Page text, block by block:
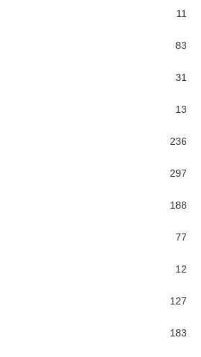
11
83
31
13
236
297
188
77
12
127
183